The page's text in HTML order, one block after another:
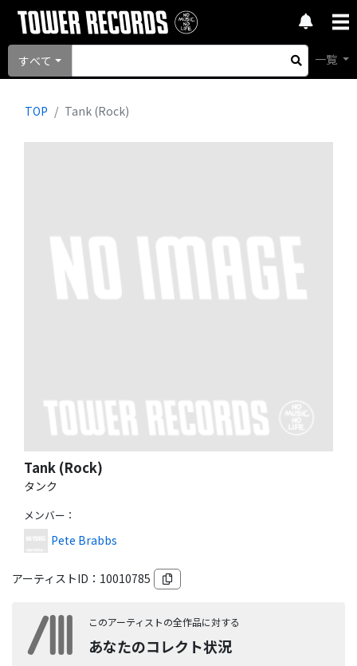
すべて 一覧
TOP Tank (Rock)
Tank (Rock)
タンク
メンバー ：
Pete Brabbs
アーティストID： 10010785
このアーティストの全作品に対する
あなたのコレクト状況